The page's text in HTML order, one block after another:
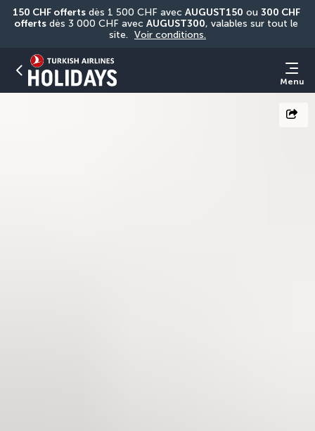
150 CHF offerts dès 1 500 CHF avec AUGUST150 ou 300 CHF
offerts dès 3 000 CHF avec AUGUST300, valables sur tout le
site. Voir conditions.
Menu